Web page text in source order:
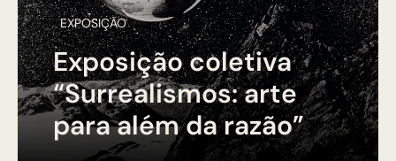
EXPOSIÇÃO
Exposição coletiva
“Surrealismos: arte
para além da razão”